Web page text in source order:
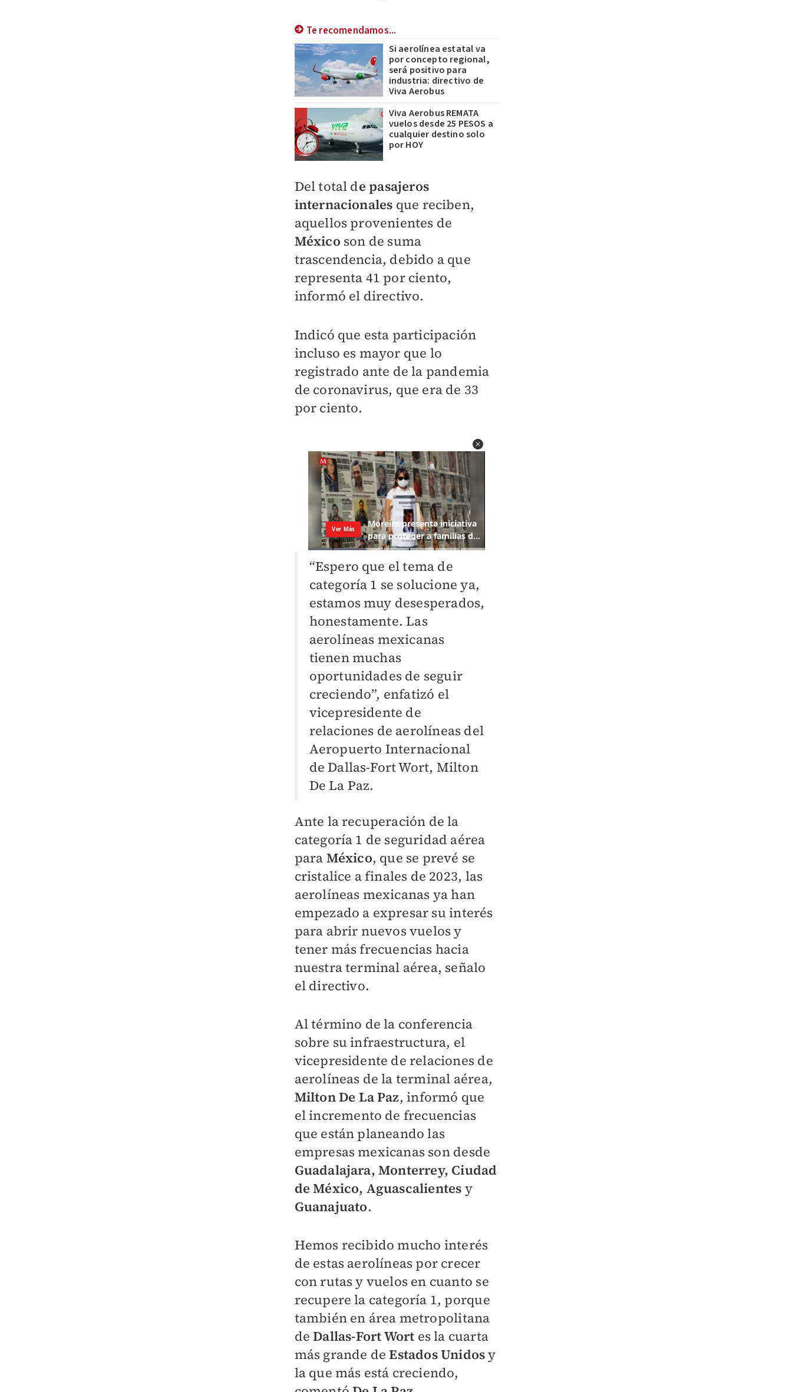
Te recomendamos...
Si aerolínea estatal va
por concepto regional,
será positivo para
industria: directivo de
Viva Aerobus
Viva Aerobus REMATA
vuelos desde 25 PESOS a
cualquier destino solo
por HOY
Del total de pasajeros
internacionales que reciben,
aquellos provenientes de
México son de suma
trascendencia, debido a que
representa 41 por ciento,
informó el directivo.
Indicó que esta participación
incluso es mayor que lo
registrado ante de la pandemia
de coronavirus, que era de 33
por ciento.
“Espero que el tema de
categoría 1 se solucione ya,
estamos muy desesperados,
honestamente. Las
aerolíneas mexicanas
tienen muchas
oportunidades de seguir
creciendo”, enfatizó el
vicepresidente de
relaciones de aerolíneas del
Aeropuerto Internacional
de Dallas-Fort Wort, Milton
De La Paz.
Ante la recuperación de la
categoría 1 de seguridad aérea
para México, que se prevé se
cristalice a finales de 2023, las
aerolíneas mexicanas ya han
empezado a expresar su interés
para abrir nuevos vuelos y
tener más frecuencias hacia
nuestra terminal aérea, señalo
el directivo.
Al término de la conferencia
sobre su infraestructura, el
vicepresidente de relaciones de
aerolíneas de la terminal aérea,
Milton De La Paz, informó que
el incremento de frecuencias
que están planeando las
empresas mexicanas son desde
Guadalajara, Monterrey, Ciudad
de México, Aguascalientes y
Guanajuato.
Hemos recibido mucho interés
de estas aerolíneas por crecer
con rutas y vuelos en cuanto se
recupere la categoría 1, porque
también en área metropolitana
de Dallas-Fort Wort es la cuarta
más grande deEstados Unidosy
la que más está creciendo,